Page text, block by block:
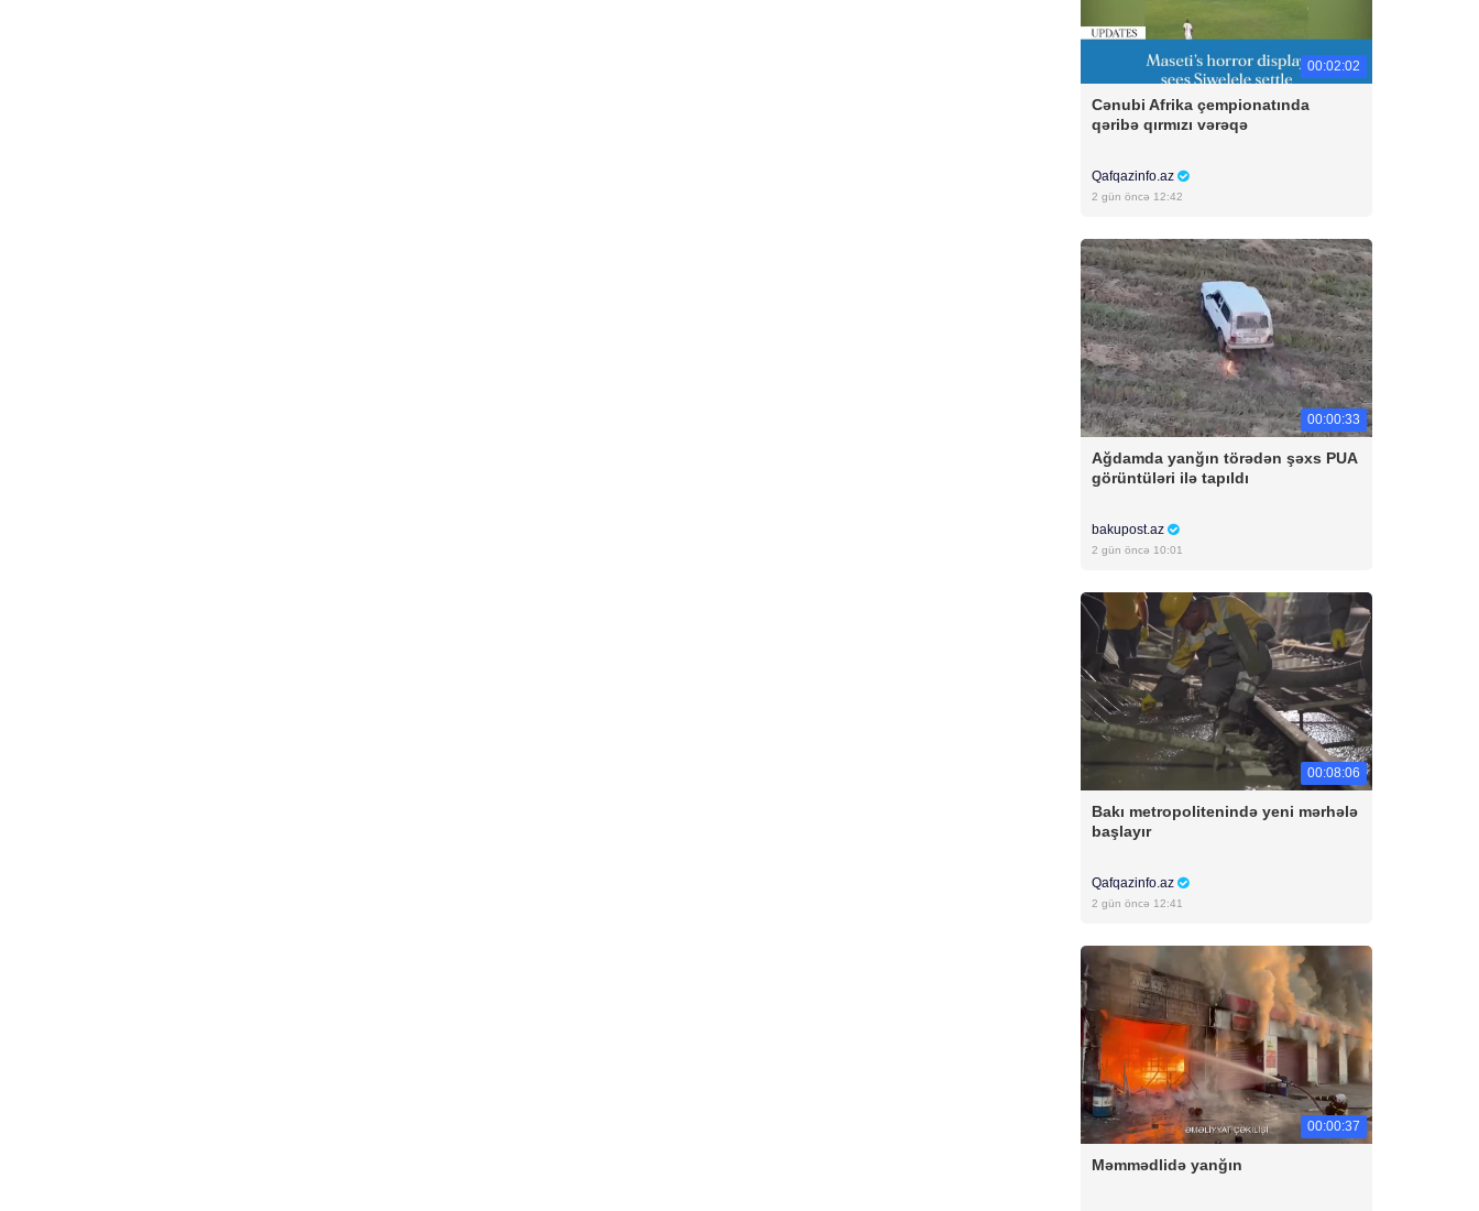
00:02:02
Cənubi Afrika çempionatında
qəribə qırmızı vərəqə
Qafqazinfo.az
2 gün öncə 12:42
00:00:33
Ağdamda yanğın törədən şəxs PUA
görüntüləri ilə tapıldı
bakupost.az
2 gün öncə 10:01
00:08:06
Bakı metropolitenində yeni mərhələ
başlayır
Qafqazinfo.az
2 gün öncə 12:41
00:00:37
Məmmədlidə yanğın